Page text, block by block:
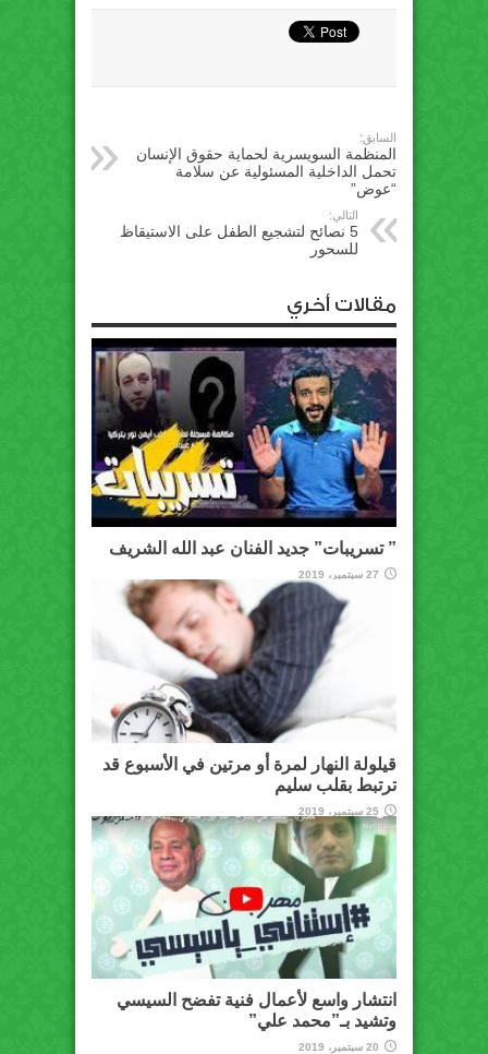
السابق:
المنظمة السويسرية لحماية حقوق الإنسان
تحمل الداخلية المسئولية عن سلامة
“عوض”
التالي:
5 نصائح لتشجيع الطفل على الاستيقاظ
للسحور
مقالات أخري
” تسريبات” جديد الفنان عبد الله الشريف
27 سبتمبر، 2019
قيلولة النهار لمرة أو مرتين في الأسبوع قد
ترتبط بقلب سليم
25 سبتمبر، 2019
انتشار واسع لأعمال فنية تفضح السيسي
وتشيد بـ”محمد علي”
20 سبتمبر، 2019